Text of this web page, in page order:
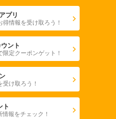
プリ
情報を受け取ろう！
ント
定クーポンゲット！
け取ろう！
ト
報をチェック！